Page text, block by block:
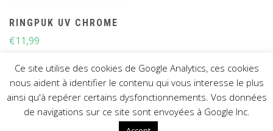
RINGPUK UV CHROME
€11,99
COPYRIGHT © TUNING-PC 2021THEME: SHOP ELITE BY
THEMESAGA
Ce site utilise des cookies de Google Analytics, ces cookies
nous aident à identifier le contenu qui vous interesse le plus
ainsi qu'à repérer certains dysfonctionnements. Vos données
de navigations sur ce site sont envoyées à Google Inc.